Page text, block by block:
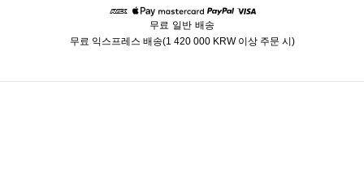
American Express
Apple PayMastercard
무료 일반 배송
무료 익스프레스 배송(1 420 000 KRW 이상 주문 시)